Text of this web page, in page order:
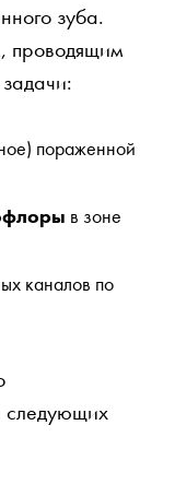
зуба.
проводящим
пораженной
в зоне
каналов по
следующих